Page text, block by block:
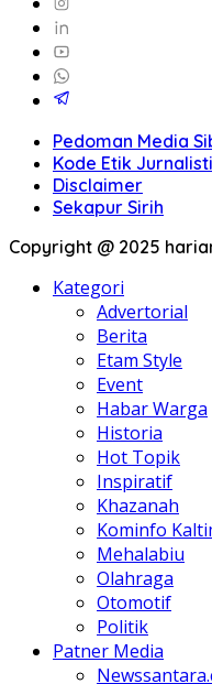
Pedoman Media
Kode Etik
Disclaimer
Sekapur Sirih
Copyright @ 2025
Kategori
Advertorial
Berita
Etam Style
Event
Habar Warga
Historia
Hot Topik
Inspiratif
Khazanah
Kominfo
Mehalabiu
Olahraga
Otomotif
Politik
Patner Media